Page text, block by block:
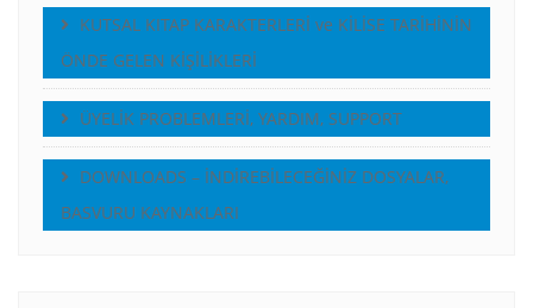
KUTSAL KITAP KARAKTERLERİ ve KİLİSE TARİHİNİN
ÖNDE GELEN KİŞİLİKLERİ
ÜYELİK PROBLEMLERİ, YARDIM, SUPPORT
DOWNLOADS – İNDİREBİLECEĞİNİZ DOSYALAR,
BASVURU KAYNAKLARI